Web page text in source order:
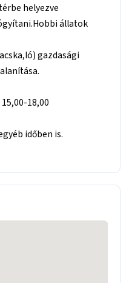
helyezve
állatok
gazdasági
15,00-18,00
időben is.